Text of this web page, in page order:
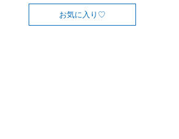
お気に入り